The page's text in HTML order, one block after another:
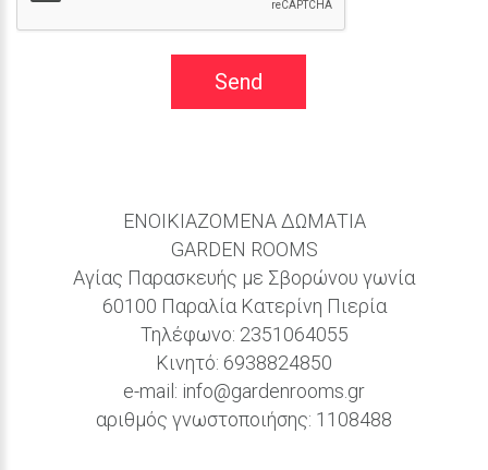
Send
ΕΝΟΙΚΙΑΖΟΜΕΝΑ ΔΩΜΑΤΙΑ
GARDEN ROOMS
Αγίας Παρασκευής με Σβορώνου γωνία
60100 Παραλία Κατερίνη Πιερία
Τηλέφωνο: 2351064055
Κινητό: 6938824850
e-mail: info@gardenrooms.gr
αριθμός γνωστοποιήσης: 1108488